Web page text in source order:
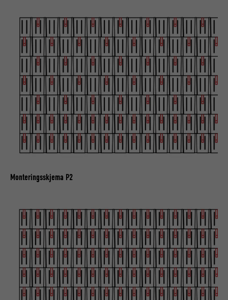
Monteringsskjema P2